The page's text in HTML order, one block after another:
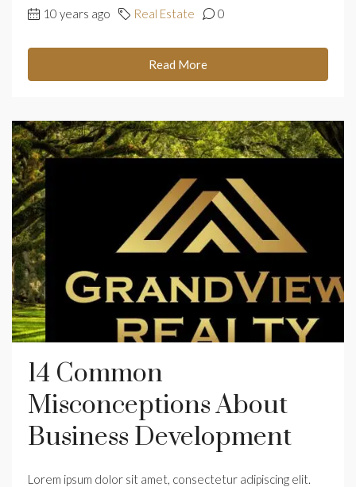
10 years ago Real Estate 0
Read More
14 Common
Misconceptions About
Business Development
Lorem ipsum dolor sit amet, consectetur adipiscing elit.